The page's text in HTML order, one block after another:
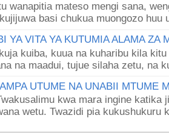
wanapitia mateso mengi sana,
basi chukua muongozo huu
YA VITA YA KUTUMIA ALAMA ZA
kuiba, kuua na kuharibu kila
na maadui, tujue silaha zetu, na
UTUME NA UNABII MTUME
kwa mara ingine katika
wetu. Twazidi pia kukushukuru